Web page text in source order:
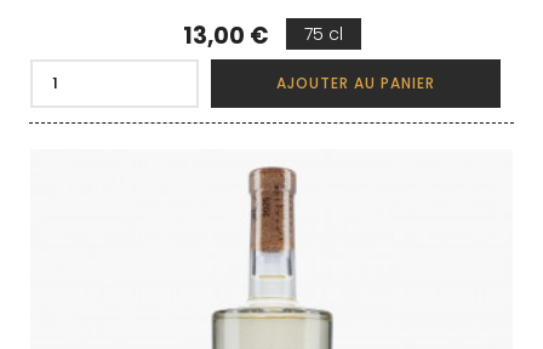
Prix
13,00 € 75 cl
AJOUTER AU PANIER